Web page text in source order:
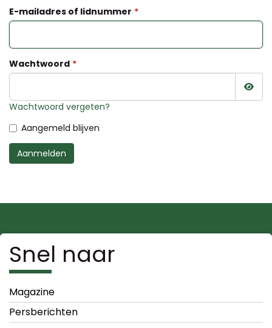
E-mailadres of lidnummer
Wachtwoord
Wachtwoord vergeten?
Aangemeld blijven
Aanmelden
Snel naar
Magazine
Persberichten